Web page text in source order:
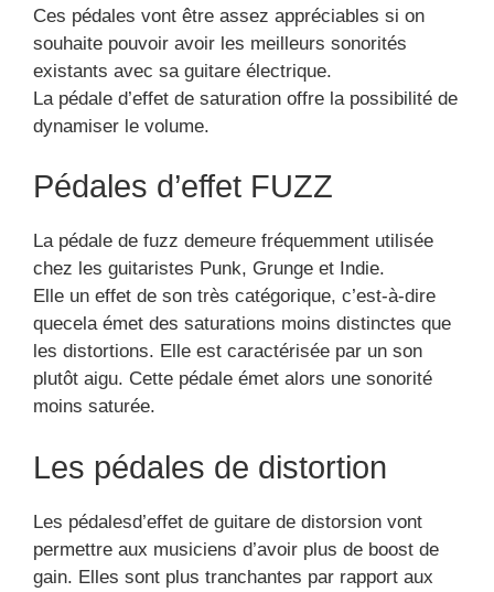
Ces pédales vont être assez appréciables si on
souhaite pouvoir avoir les meilleurs sonorités
existants avec sa guitare électrique.
La pédale d’effet de saturation offre la possibilité de
dynamiser le volume.
Pédales d’effet FUZZ
La pédale de fuzz demeure fréquemment utilisée
chez les guitaristes Punk, Grunge et Indie.
Elle un effet de son très catégorique, c’est-à-dire
quecela émet des saturations moins distinctes que
les distortions. Elle est caractérisée par un son
plutôt aigu. Cette pédale émet alors une sonorité
moins saturée.
Les pédales de distortion
Les pédalesd’effet de guitare de distorsion vont
permettre aux musiciens d’avoir plus de boost de
gain. Elles sont plus tranchantes par rapport aux